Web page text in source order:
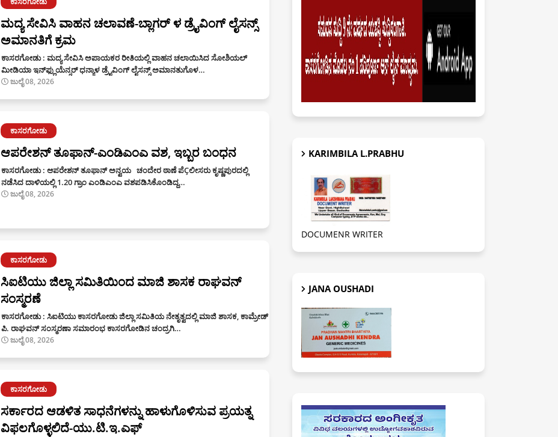
ಮದ್ಯ ಸೇವಿಸಿ ವಾಹನ ಚಲಾವಣೆ-ಬ್ಲಾಗರ್ ಳ ಡ್ರೈವಿಂಗ್ ಲೈಸನ್ಸ್
ಅಮಾನತಿಗೆ ಕ್ರಮ
ಕಾಸರಗೋಡು : ಮದ್ಯ ಸೇವಿಸಿ ಅಪಾಯಕರ ರೀತಿಯಲ್ಲಿ ವಾಹನ ಚಲಾಯಿಸಿದ ಸೋಶಿಯಲ್
ಮೀಡಿಯಾ ಇನ್‍ಫ್ಲುಯೆನ್ಸರ್ ಧನ್ಯಾಳ ಡ್ರೈವಿಂಗ್ ಲೈಸನ್ಸ್ ಅಮಾನತುಗೊಳ…
ಜುಲೈ 08, 2026
ಕಾಸರಗೋಡು
ಆಪರೇಶನ್ ತೂಫಾನ್-ಎಂಡಿಎಂಎ ವಶ, ಇಬ್ಬರ ಬಂಧನ
ಕಾಸರಗೋಡು : ಆಪರೇಶನ್ ತೂಫಾನ್ ಅನ್ವಯ ಚಂದೇರ ಠಾಣೆ ಪೆÇಲೀಸರು ಕೃಷ್ಣಪುರದಲ್ಲಿ
ನಡೆಸಿದ ದಾಳಿಯಲ್ಲಿ 1.20 ಗ್ರಾಂ ಎಂಡಿಎಂಎ ವಶಪಡಿಸಿಕೊಂಡಿದ್ದ…
ಜುಲೈ 08, 2026
ಕಾಸರಗೋಡು
ಸಿಐಟಿಯು ಜಿಲ್ಲಾ ಸಮಿತಿಯಿಂದ ಮಾಜಿ ಶಾಸಕ ರಾಘವನ್
ಸಂಸ್ಮರಣೆ
ಕಾಸರಗೋಡು : ಸಿಐಟಿಯು ಕಾಸರಗೋಡು ಜಿಲ್ಲಾ ಸಮಿತಿಯ ನೇತೃತ್ವದಲ್ಲಿ ಮಾಜಿ ಶಾಸಕ, ಕಾಮ್ರೇಡ್
ಪಿ. ರಾಘವನ್ ಸಂಸ್ಮರಣಾ ಸಮಾರಂಭ ಕಾಸರಗೋಡಿನ ಚಂದ್ರಗಿ…
ಜುಲೈ 08, 2026
ಕಾಸರಗೋಡು
ಸರ್ಕಾರದ ಆಡಳಿತ ಸಾಧನೆಗಳನ್ನು ಹಾಳುಗೊಳಿಸುವ ಪ್ರಯತ್ನ
ವಿಫಲಗೊಳ್ಳಲಿದೆ-ಯು.ಟಿ.ಇ.ಎಫ್
KARIMBILA L.PRABHU
DOCUMENR WRITER
JANA OUSHADI